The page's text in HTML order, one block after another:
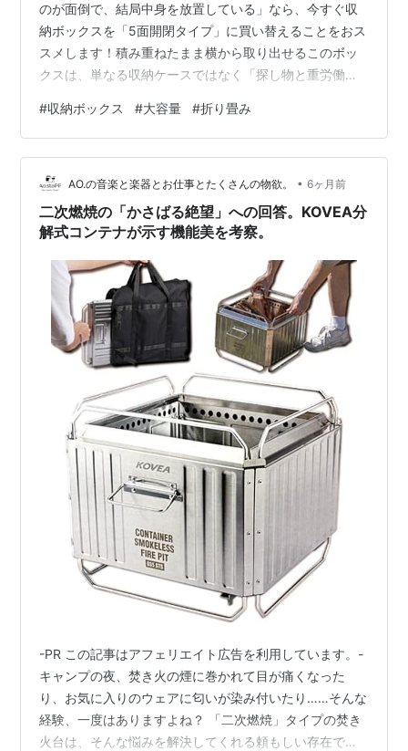
のが面倒で、結局中身を放置している」なら、今すぐ収
納ボックスを「5面開閉タイプ」に買い替えることをおス
スメします！積み重ねたまま横から取り出せるこのボッ
クスは、単なる収納ケースではなく「探し物と重労働の
クする↓ 【1点883円～ 63％OFFクーポンで】楽天1位
収納ボックス 折り畳み ふた付き プラスチック キャスタ
ー付き 大容量 折り畳み可能 5面開き 組み立て簡単 押入
れ収納 衣装収納 お洒落 寝室 新生活 収納ケース 収納 小
物 （T） 楽天で購入 こんにちは！片付けが苦手で、つい
つい…
#収納ボックス #大容量 #折り畳み
AO.の音楽と楽器とお仕事とたくさんの物欲。 • 6ヶ月前
二次燃焼の「かさばる絶望」への回答。KOVEA分
解式コンテナが示す機能美を考察。
-PR この記事はアフェリエイト広告を利用しています。-
キャンプの夜、焚き火の煙に巻かれて目が痛くなった
り、お気に入りのウェアに匂いが染み付いたり……そんな
経験、一度はありますよね？ 「二次燃焼」タイプの焚き
火台は、そんな悩みを解決してくれる頼もしい存在で